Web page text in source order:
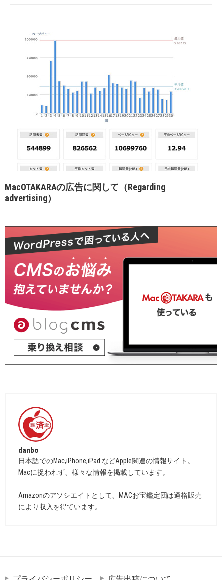
MacOTAKARAの広告に関して（Regarding
advertising）
danbo
日本語でのMac,iPhone,iPad などApple関連の情報サイト。
Macに捉われず、様々な情報を掲載しています。
Amazonのアソシエイトとして、MACお宝鑑定団は適格販売
により収入を得ています。